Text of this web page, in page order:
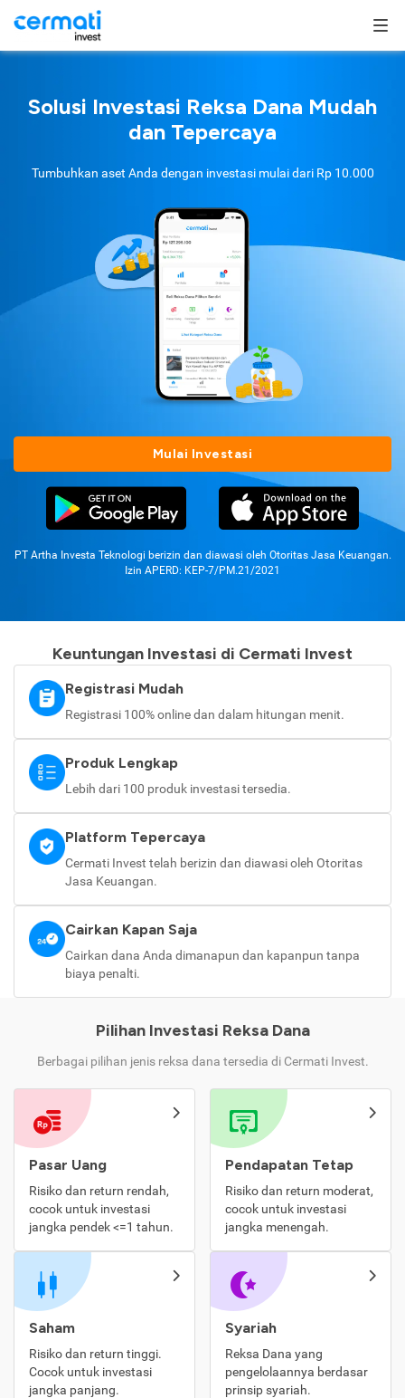
Solusi Investasi Reksa Dana Mudah
dan Tepercaya
Tumbuhkan aset Anda dengan investasi mulai dari Rp 10.000
Mulai Investasi
PT Artha Investa Teknologi berizin dan diawasi oleh Otoritas Jasa Keuangan.
Izin APERD: KEP-7/PM.21/2021
Keuntungan Investasi di Cermati Invest
Registrasi Mudah
Registrasi 100% online dan dalam hitungan menit.
Produk Lengkap
Lebih dari 100 produk investasi tersedia.
Platform Tepercaya
Cermati Invest telah berizin dan diawasi oleh Otoritas
Jasa Keuangan.
Cairkan Kapan Saja
Cairkan dana Anda dimanapun dan kapanpun tanpa
biaya penalti.
Pilihan Investasi Reksa Dana
Berbagai pilihan jenis reksa dana tersedia di Cermati Invest.
Pasar Uang
Risiko dan return rendah,
cocok untuk investasi
jangka pendek <=1 tahun.
Pendapatan Tetap
Risiko dan return moderat,
cocok untuk investasi
jangka menengah.
Saham
Risiko dan return tinggi.
Cocok untuk investasi
jangka panjang.
Syariah
Reksa Dana yang
pengelolaannya berdasar
prinsip syariah.